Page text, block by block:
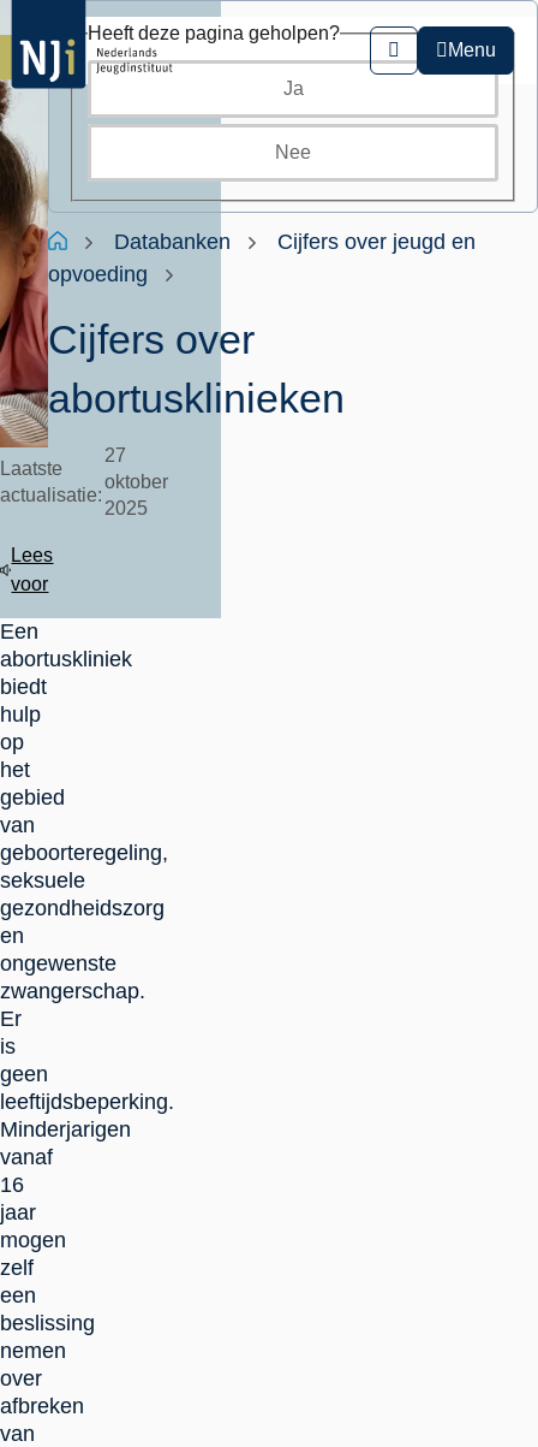
Overslaan
en
naar
de
inhoud
gaan
Zoeken
Menu
Kruimelpad
HomeDatabanken
Cijfers over jeugd en
opvoeding
Cijfers over
abortusklinieken
Laatste
actualisatie
27
oktober
2025
Lees
voor
Een
abortuskliniek
biedt
hulp
op
het
gebied
van
geboorteregeling,
seksuele
gezondheidszorg
en
ongewenste
zwangerschap.
Er
is
geen
leeftijdsbeperking.
Minderjarigen
vanaf
16
jaar
mogen
zelf
een
beslissing
nemen
over
afbreken
van
Heeft deze pagina geholpen?
Ja
Nee